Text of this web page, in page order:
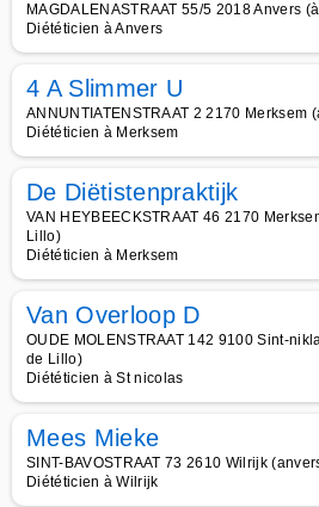
MAGDALENASTRAAT 55/5 2018 Anvers
Diététicien à Anvers
4 A Slimmer U
ANNUNTIATENSTRAAT 2 2170 Merksem
Diététicien à Merksem
De Diëtistenpraktijk
VAN HEYBEECKSTRAAT 46 2170
Lillo)
Diététicien à Merksem
Van Overloop D
OUDE MOLENSTRAAT 142 9100 Sint-
de Lillo)
Diététicien à St nicolas
Mees Mieke
SINT-BAVOSTRAAT 73 2610 Wilrijk
Diététicien à Wilrijk